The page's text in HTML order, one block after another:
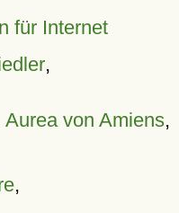
für Internet
,
Aurea von Amiens,
,